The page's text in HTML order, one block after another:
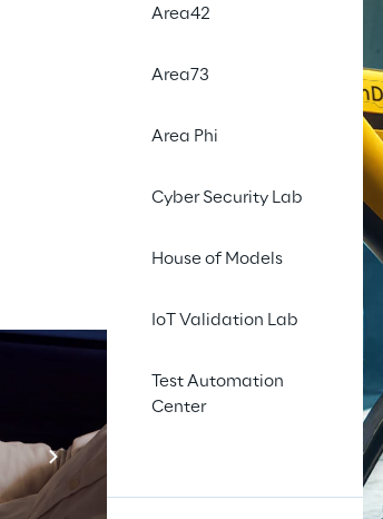
Area42
Area73
Area Phi
Cyber Security Lab
House of Models
IoT Validation Lab
Test Automation
Center